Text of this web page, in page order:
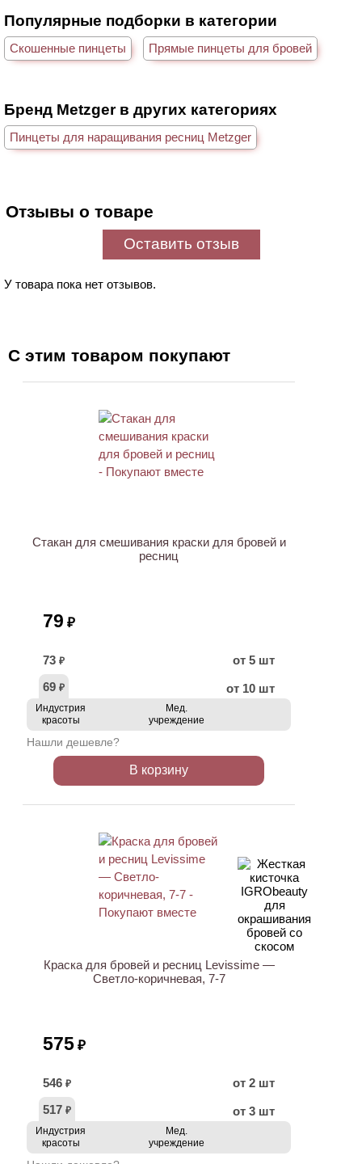
Популярные подборки в категории
Скошенные пинцеты Прямые пинцеты для бровей
Бренд Metzger в других категориях
Пинцеты для наращивания ресниц Metzger
Отзывы о товаре
Оставить отзыв
У товара пока нет отзывов.
С этим товаром покупают
Стакан для смешивания краски для бровей и
ресниц
79 ₽
73 ₽
от 5 шт
69 ₽ от 10 шт
Индустрия
красоты
Мед.
учреждение
Нашли дешевле?
В корзину
Краска для бровей и ресниц Levissime —
Светло-коричневая, 7-7
575 ₽
546 ₽
от 2 шт
517 ₽ от 3 шт
Индустрия
красоты
Мед.
учреждение